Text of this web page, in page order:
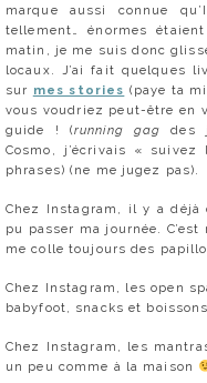
marque aussi connue
tellement… énormes
matin, je me suis donc
locaux. J’ai fait quelques
sur mes stories (paye ta
vous voudriez peut-être en
guide ! (running gag des
Cosmo, j’écrivais «
phrases) (ne me jugez pas).
Chez Instagram, il y a
pu passer ma journée.
me colle toujours des
Chez Instagram, les open
babyfoot, snacks et
Chez Instagram, les
un peu comme à la maison